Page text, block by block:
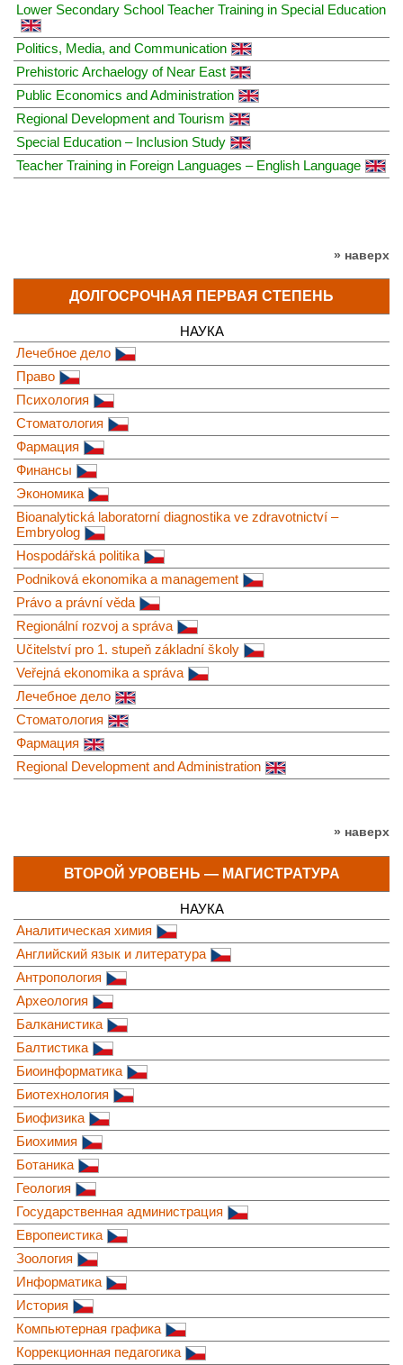
Lower Secondary School Teacher Training in Special Education
Politics, Media, and Communication
Prehistoric Archaelogy of Near East
Public Economics and Administration
Regional Development and Tourism
Special Education – Inclusion Study
Teacher Training in Foreign Languages – English Language
» наверх
ДОЛГОСРОЧНАЯ ПЕРВАЯ СТЕПЕНЬ
НАУКА
Лечебное дело
Право
Психология
Стоматология
Фармация
Финансы
Экономика
Bioanalytická laboratorní diagnostika ve zdravotnictví –
Embryolog
Hospodářská politika
Podniková ekonomika a management
Právo a právní věda
Regionální rozvoj a správa
Učitelství pro 1. stupeň základní školy
Veřejná ekonomika a správa
Лечебное дело
Стоматология
Фармация
Regional Development and Administration
» наверх
ВТОРОЙ УРОВЕНЬ — МАГИСТРАТУРА
НАУКА
Аналитическая химия
Английский язык и литература
Антропология
Археология
Балканистика
Балтистика
Биоинформатика
Биотехнология
Биофизика
Биохимия
Ботаника
Геология
Государственная администрация
Европеистика
Зоология
Информатика
История
Компьютерная графика
Коррекционная педагогика